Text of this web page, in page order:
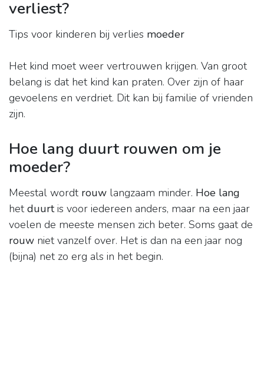
verliest?
Tips voor kinderen bij verlies moeder
Het kind moet weer vertrouwen krijgen. Van groot
belang is dat het kind kan praten. Over zijn of haar
gevoelens en verdriet. Dit kan bij familie of vrienden
zijn.
Hoe lang duurt rouwen om je
moeder?
Meestal wordt rouw langzaam minder. Hoe lang
hetduurtis voor iedereen anders, maar na een jaar
voelen de meeste mensen zich beter. Soms gaat de
rouw niet vanzelf over. Het is dan na een jaar nog
(bijna) net zo erg als in het begin.